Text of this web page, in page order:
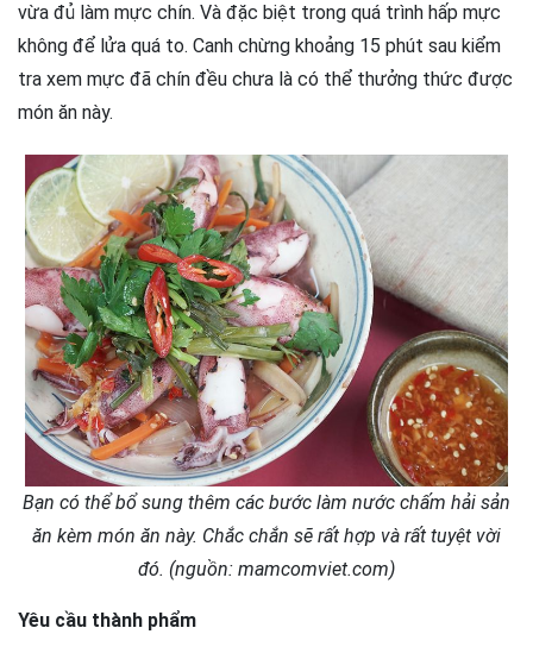
vừa đủ làm mực chín. Và đặc biệt trong quá trình hấp mực
không để lửa quá to. Canh chừng khoảng 15 phút sau kiểm
tra xem mực đã chín đều chưa là có thể thưởng thức được
món ăn này.
Bạn có thể bổ sung thêm các bước làm nước chấm hải sản
ăn kèm món ăn này. Chắc chắn sẽ rất hợp và rất tuyệt vời
đó. (nguồn: mamcomviet.com)
Yêu cầu thành phẩm